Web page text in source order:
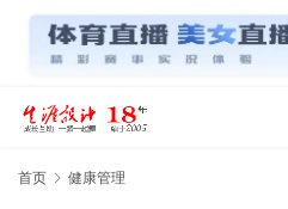
首页 健康管理